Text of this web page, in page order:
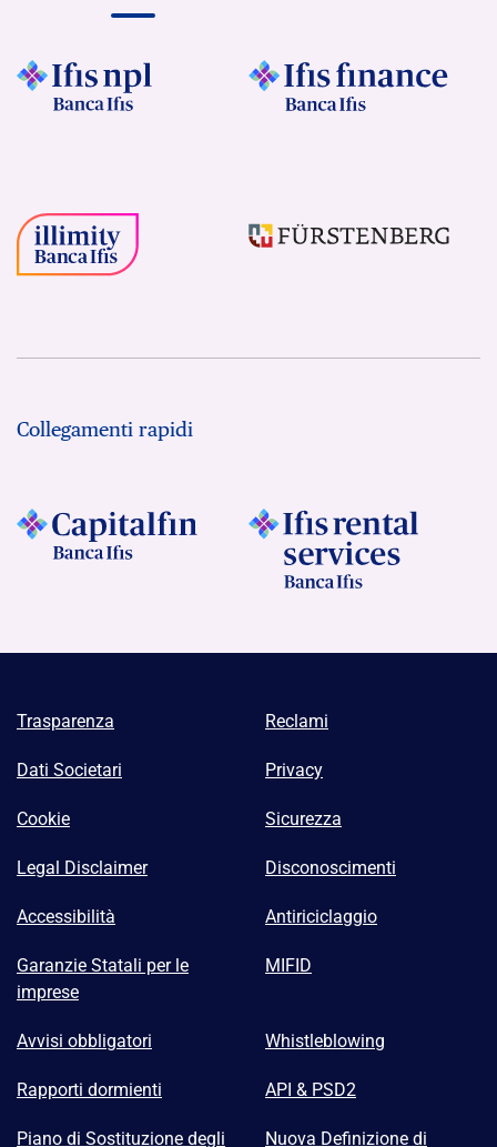
Collegamenti rapidi
Trasparenza Reclami
Dati Societari Privacy
Cookie Sicurezza
Legal Disclaimer Disconoscimenti
Accessibilità Antiriciclaggio
Garanzie Statali per le
imprese
MIFID
Avvisi obbligatori Whistleblowing
Rapporti dormienti API & PSD2
Piano di Sostituzione degli Nuova Definizione di